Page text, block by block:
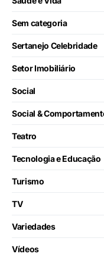
Sem categoria
Sertanejo Celebridade
Setor Imobiliário
Social
Social &
Teatro
Tecnologia e Educação
Turismo
TV
Variedades
Vídeos